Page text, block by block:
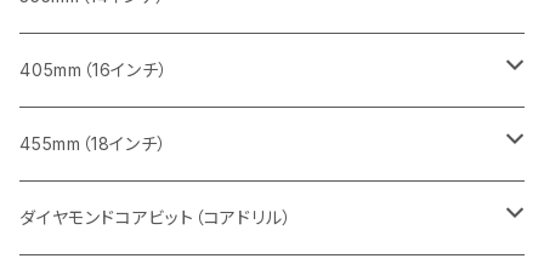
ヒューム管・U字溝切断用
FRP切断用
塩ビ管・キッチンパネル切断用
ヒューム管・U字溝切断用
鋳鉄管切断用
ヒューム管・U字溝切断用
インターロッキング切断用
鋳鉄管切断用
ヒューム管・U字溝切断用
レンガ切断用
インターロッキング切断用
鋳鉄管切断用
レンガ切断用
インターロッキング切断用
一般道路カッター用
ヒューム管・U字溝切断用
セグメント
セグメント（特殊凹凸加工チップ
鉄筋コンクリート切断用
セグメントタイプ
コンクリート切断用
セグメント
ブロック切断用
みかげ石（御影石）切断用
セグメント
セグメント（特殊凸凹加工チップ
鉄筋コンクリート切断用
セグメントタイプ
コンクリート切断用
405mm（16インチ）
みかげ石（御影石）切断用
セグメントタイプ
コンクリート切断用
455mm（18インチ）
道路コンクリート切断用
ダイヤモンドコアビット（コアドリル）